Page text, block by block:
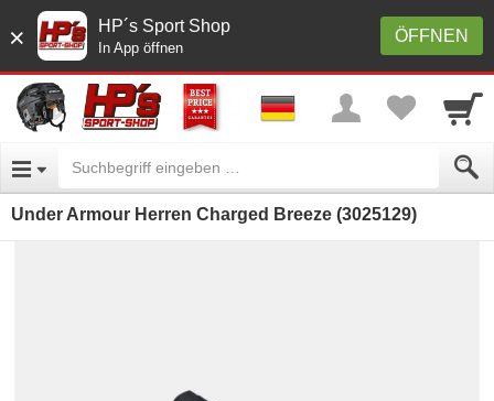
× ÖFFNEN
HP´s Sport Shop
In App öffnen
Under Armour Herren Charged Breeze (3025129)